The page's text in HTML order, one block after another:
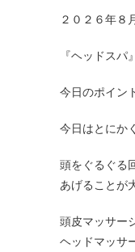
２０２６年８
『ヘッドスパ』
今日のポイン
今日はとにか
頭をぐるぐる
あげることが
頭皮マッサー
ヘッドマッサ